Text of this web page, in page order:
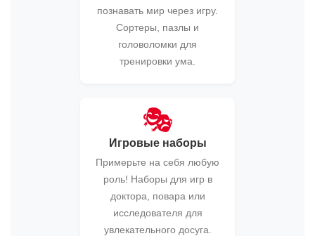
познавать мир через игру.
Сортеры, пазлы и
головоломки для
тренировки ума.
🎭
Игровые наборы
Примерьте на себя любую
роль! Наборы для игр в
доктора, повара или
исследователя для
увлекательного досуга.